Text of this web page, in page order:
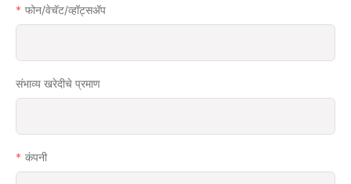
फोन/वेचॅट/व्हॉट्सअ‍ॅप
संभाव्य खरेदीचे प्रमाण
कंपनी